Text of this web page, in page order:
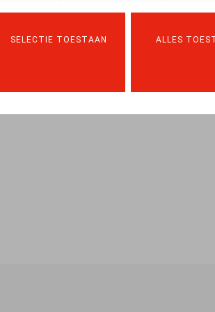
SELECTIE TOESTAAN ALLES
2020, p. 79